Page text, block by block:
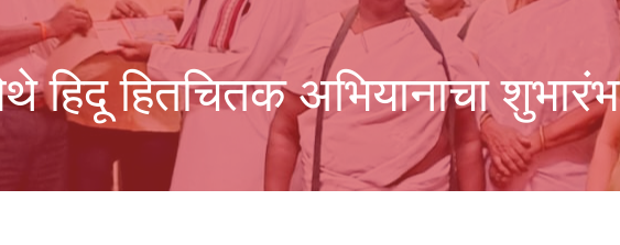
हिदू हितचितक अभियानाचा शुभारंभ